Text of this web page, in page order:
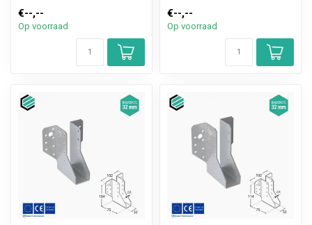
€--,--
Op voorraad
€--,--
Op voorraad